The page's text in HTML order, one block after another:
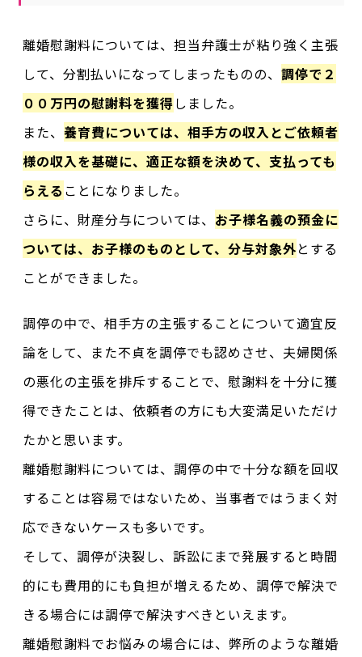
離婚慰謝料については、担当弁護士が粘り強く主張
して、分割払いになってしまったものの、 調停で２
００万円の慰謝料を獲得しました。
また、養育費については、相手方の収入とご依頼者
様の収入を基礎に、適正な額を決めて、支払っても
らえる ことになりました。
さらに、財産分与については、 お子様名義の預金に
ついては、お子様のものとして、分与対象外とする
ことができました。
調停の中で、相手方の主張することについて適宜反
論をして、また不貞を調停でも認めさせ、夫婦関係
の悪化の主張を排斥することで、慰謝料を十分に獲
得できたことは、依頼者の方にも大変満足いただけ
たかと思います。
離婚慰謝料については、調停の中で十分な額を回収
することは容易ではないため、当事者ではうまく対
応できないケースも多いです。
そして、調停が決裂し、訴訟にまで発展すると時間
的にも費用的にも負担が増えるため、調停で解決で
きる場合には調停で解決すべきといえます。
離婚慰謝料でお悩みの場合には、弊所のような離婚